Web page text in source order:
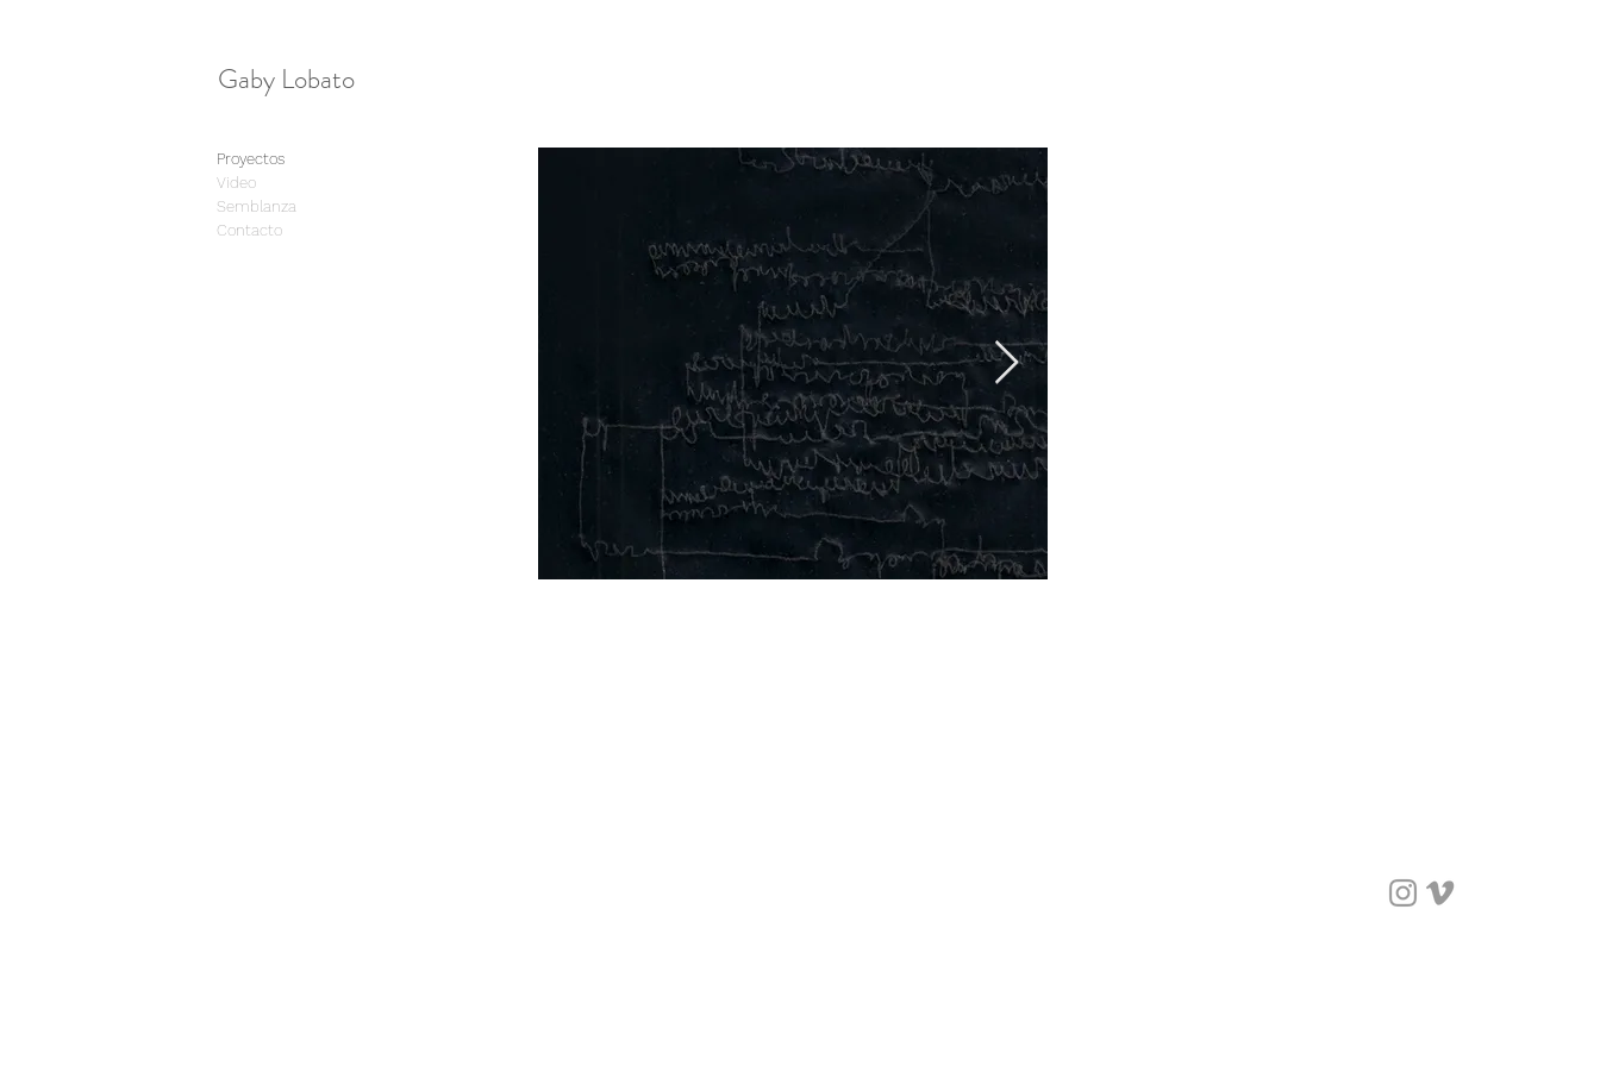
Gaby Lobato
Proyectos
Video
Semblanza
Contacto